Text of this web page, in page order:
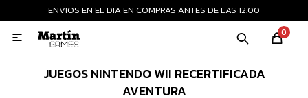
ENVIOS EN EL DIA EN COMPRAS ANTES DE LAS 12:00
0

JUEGOS NINTENDO WII RECERTIFICADA
AVENTURA
MI CUENTA